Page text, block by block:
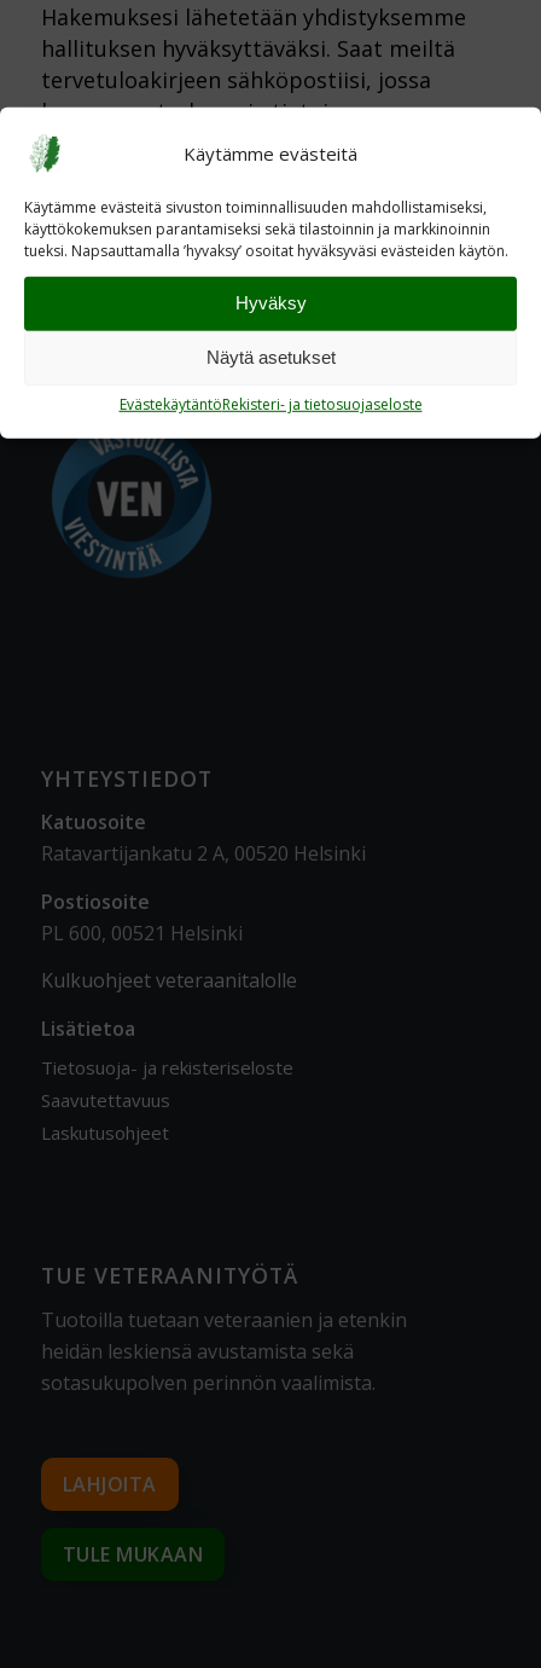
Käytämme evästeitä
Käytämme evästeitä sivuston toiminnallisuuden mahdollistamiseksi,
käyttökokemuksen parantamiseksi sekä tilastoinnin ja markkinoinnin
tueksi. Napsauttamalla ’hyvaksy’ osoitat hyväksyväsi evästeiden käytön.
Hyväksy
Näytä asetukset
EvästekäytäntöRekisteri- ja tietosuojaseloste
Hakemuksesi lähetetään yhdistyksemme
hallituksen hyväksyttäväksi. Saat meiltä
tervetuloakirjeen sähköpostiisi, jossa
kerromme tarkempia tietoja
toiminnastamme.
YHTEYSTIEDOT
Katuosoite
Ratavartijankatu 2 A, 00520 Helsinki
Postiosoite
PL 600, 00521 Helsinki
Kulkuohjeet veteraanitalolle
Lisätietoa
Tietosuoja- ja rekisteriseloste
Saavutettavuus
Laskutusohjeet
TUE VETERAANITYÖTÄ
Tuotoilla tuetaan veteraanien ja etenkin
heidän leskiensä avustamista sekä
sotasukupolven perinnön vaalimista.
LAHJOITA
TULE MUKAAN